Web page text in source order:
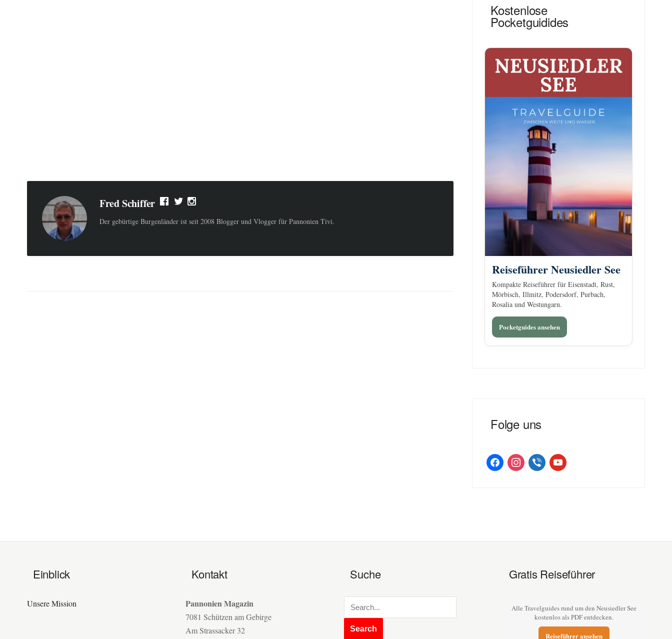
Fred Schiffer
Der gebürtige Burgenländer ist seit 2008 Blogger und Vlogger für Pannonien Tivi.
Kostenlose
Pocketguidides
Reiseführer Neusiedler See
Kompakte Reiseführer für Eisenstadt, Rust,
Mörbisch, Illmitz, Podersdorf, Purbach,
Rosalia und Westungarn.
Pocketguides ansehen
Folge uns
facebookinstagramviber youtube
Einblick
Unsere Mission
Kontakt
Pannonien Magazin
7081 Schützen am Gebirge
Am Strassacker 32
Suche Gratis Reiseführer
Alle Travelguides rund um den Neusiedler See
kostenlos als PDF entdecken.
Reiseführer ansehen